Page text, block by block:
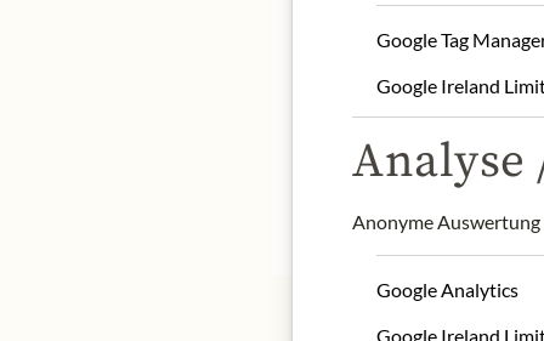
Storage: store dry and
Contact: Zauber der
* Wir bitten um
Google Tag
Google Ireland
Analyse
Anonyme
Google Analytics
Google Ireland